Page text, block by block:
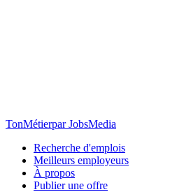
TonMétierpar JobsMedia
Recherche d'emplois
Meilleurs employeurs
À propos
Publier une offre